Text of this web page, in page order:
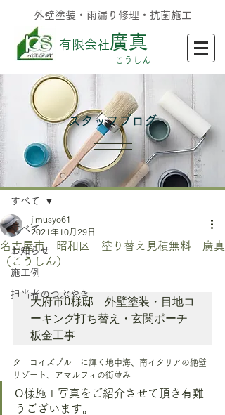
外壁塗装・雨漏り修理・抗菌施工
有限会社廣真
​こうしん
記事
すべて
お知らせ
施工例
担当者のつぶやき
すべて
名古屋市 昭和区 塗り替え見積無料 廣真
（こうしん）
jimusyo61
2021年10月29日
大府市O様邸　外壁塗装・目地コ
ーキング打ち替え・玄関ポーチ
板金工事
ターコイズブルーに輝く地中海、南イタリアの絶壁
リゾート、アマルフィの街並み
O様施工写真をご紹介させて頂き有難
うございます。
​スタッフブログ